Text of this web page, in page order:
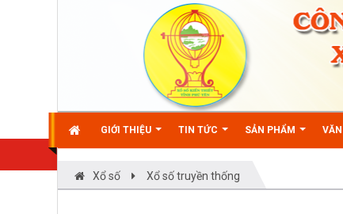
GIỚI THIỆU TIN TỨC SẢN PHẨM
Xổ số Xổ số truyền thống